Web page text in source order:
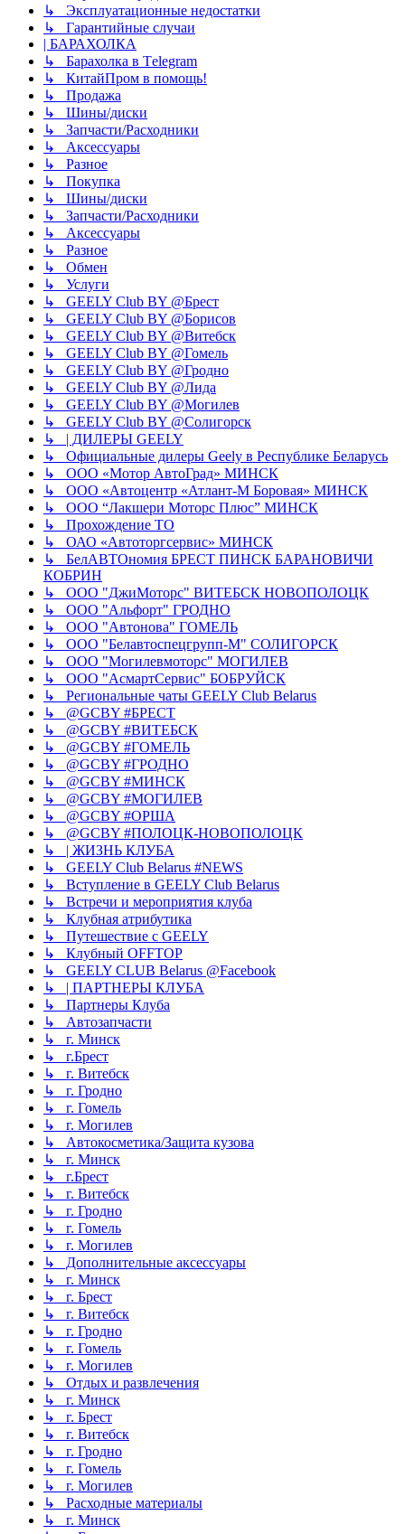
↳ Эксплуатационные недостатки
↳ Гарантийные случаи
| БАРАХОЛКА
↳ Барахолка в Tеlegram
↳ КитайПром в помощь!
↳ Продажа
↳ Шины/диски
↳ Запчасти/Расходники
↳ Аксессуары
↳ Разное
↳ Покупка
↳ Шины/диски
↳ Запчасти/Расходники
↳ Аксессуары
↳ Разное
↳ Обмен
↳ Услуги
↳ GEELY Club BY @Брест
↳ GEELY Club BY @Борисов
↳ GEELY Club BY @Витебск
↳ GEELY Club BY @Гомель
↳ GEELY Club BY @Гродно
↳ GEELY Club BY @Лида
↳ GEELY Club BY @Могилев
↳ GEELY Club BY @Солигорск
↳ | ДИЛЕРЫ GEELY
↳ Официальные дилеры Geely в Республике Беларусь
↳ ООО «Мотор АвтоГрад» МИНСК
↳ ООО «Автоцентр «Атлант-М Боровая» МИНСК
↳ ООО “Лакшери Моторс Плюс” МИНСК
↳ Прохождение ТО
↳ ОАО «Автоторгсервис» МИНСК
↳ БелАВТОномия БРЕСТ ПИНСК БАРАНОВИЧИ
КОБРИН
↳ ООО "ДжиМоторс" ВИТЕБСК НОВОПОЛОЦК
↳ ООО "Альфорт" ГРОДНО
↳ ООО "Автонова" ГОМЕЛЬ
↳ ООО "Белавтоспецгрупп-М" СОЛИГОРСК
↳ ООО "Могилевмоторс" МОГИЛЕВ
↳ ООО "АсмартСервис" БОБРУЙСК
↳ Региональные чаты GEELY Club Belarus
↳ @GCBY #БРЕСТ
↳ @GCBY #ВИТЕБСК
↳ @GCBY #ГОМЕЛЬ
↳ @GCBY #ГРОДНО
↳ @GCBY #МИНСК
↳ @GCBY #МОГИЛЕВ
↳ @GCBY #ОРША
↳ @GCBY #ПОЛОЦК-НОВОПОЛОЦК
↳ | ЖИЗНЬ КЛУБА
↳ GEELY Club Bеlarus #NEWS
↳ Вступление в GEELY Club Belarus
↳ Встречи и мероприятия клуба
↳ Клубная атрибутика
↳ Путешествие с GEELY
↳ Клубный OFFTOP
↳ GEELY CLUB Belarus @Facebook
↳ | ПАРТНЕРЫ КЛУБА
↳ Партнеры Клуба
↳ Автозапчасти
↳ г. Минск
↳ г.Брест
↳ г. Витебск
↳ г. Гродно
↳ г. Гомель
↳ г. Могилев
↳ Автокосметика/Защита кузова
↳ г. Минск
↳ г.Брест
↳ г. Витебск
↳ г. Гродно
↳ г. Гомель
↳ г. Могилев
↳ Дополнительные аксессуары
↳ г. Минск
↳ г. Брест
↳ г. Витебск
↳ г. Гродно
↳ г. Гомель
↳ г. Могилев
↳ Отдых и развлечения
↳ г. Минск
↳ г. Брест
↳ г. Витебск
↳ г. Гродно
↳ г. Гомель
↳ г. Могилев
↳ Расходные материалы
↳ г. Минск